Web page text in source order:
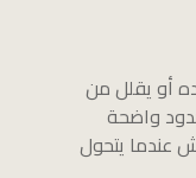
أو يقلل من
واضحة
عندما يتحول